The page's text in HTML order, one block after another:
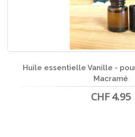
Huile essentielle Vanille -
Macramé
CHF 4.95